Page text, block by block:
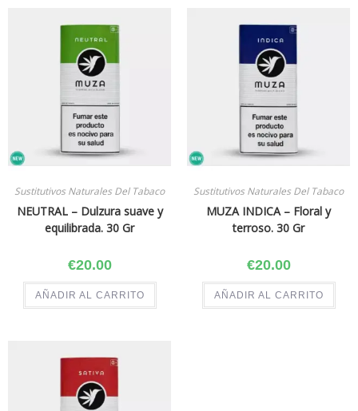
Sustitutivos Naturales Del Tabaco
NEUTRAL – Dulzura suave y
equilibrada. 30 Gr
€20.00
AÑADIR AL CARRITO
Sustitutivos Naturales Del Tabaco
MUZA INDICA – Floral y
terroso. 30 Gr
€20.00
AÑADIR AL CARRITO